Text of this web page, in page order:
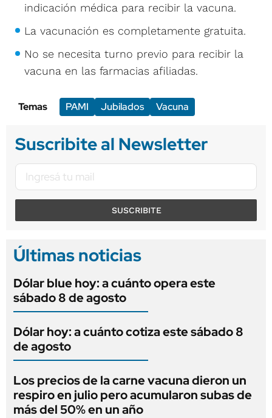
indicación médica para recibir la vacuna.
La vacunación es completamente gratuita.
No se necesita turno previo para recibir la
vacuna en las farmacias afiliadas.
Temas PAMI Jubilados Vacuna
Suscribite al Newsletter
SUSCRIBITE
Últimas noticias
Dólar blue hoy: a cuánto opera este
sábado 8 de agosto
Dólar hoy: a cuánto cotiza este sábado 8
de agosto
Los precios de la carne vacuna dieron un
respiro en julio pero acumularon subas de
más del 50% en un año